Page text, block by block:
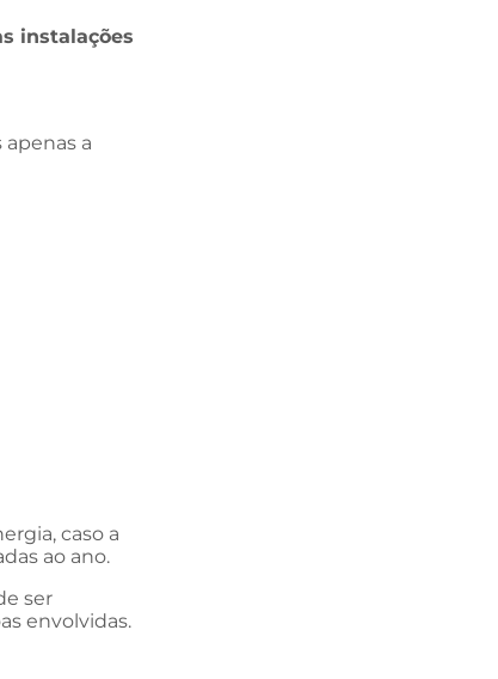
instalações
a
caso a
ao ano.
ser
envolvidas.